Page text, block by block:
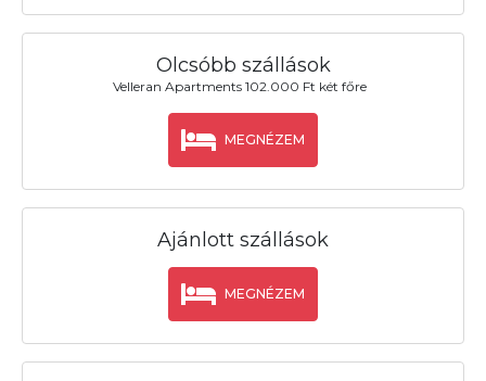
Olcsóbb szállások
Velleran Apartments 102.000 Ft két főre
MEGNÉZEM
Ajánlott szállások
MEGNÉZEM